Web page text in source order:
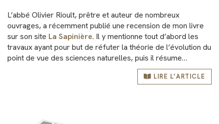
L’abbé Olivier Rioult, prêtre et auteur de nombreux
ouvrages, a récemment publié une recension de mon livre
sur son site La Sapinière. Il y mentionne tout d’abord les
travaux ayant pour but de réfuter la théorie de l’évolution du
point de vue des sciences naturelles, puis il résume…
LIRE L’ARTICLE